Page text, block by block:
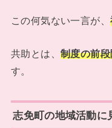
この何気ない一言が、
共助とは、 制度の前
す。
志免町の地域活動に